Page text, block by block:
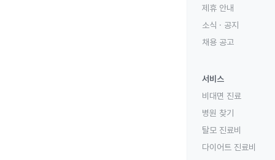
제휴 안내
소식 · 공지
채용 공고
서비스
비대면 진료
병원 찾기
탈모 진료비
다이어트 진료비